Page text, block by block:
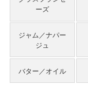
ーズ
ジャム／ナパー
ジュ
バター／オイル